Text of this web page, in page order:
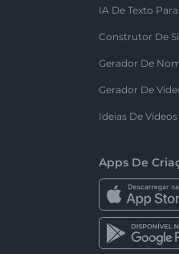
IA De Texto
Construtor De
Gerador De
Gerador De
Ideias De
Apps De